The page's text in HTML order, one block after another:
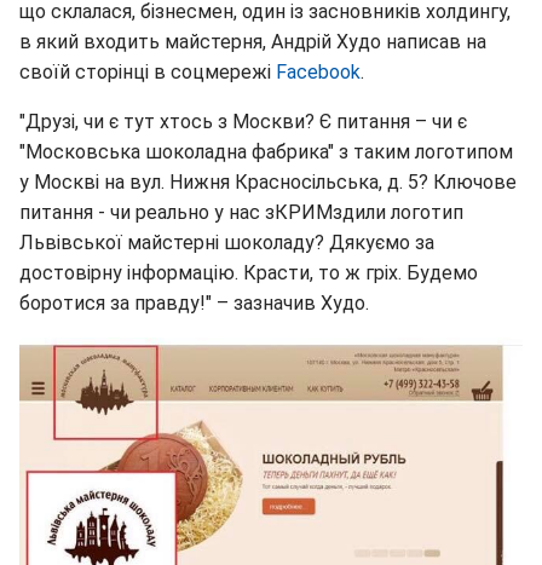
що склалася, бізнесмен, один із засновників холдингу,
в який входить майстерня, Андрій Худо написав на
своїй сторінці в соцмережі Facebook.
"Друзі, чи є тут хтось з Москви? Є питання – чи є
"Московська шоколадна фабрика" з таким логотипом
у Москві на вул. Нижня Красносільська, д. 5? Ключове
питання - чи реально у нас зКРИМздили логотип
Львівської майстерні шоколаду? Дякуємо за
достовірну інформацію. Красти, то ж гріх. Будемо
боротися за правду!" – зазначив Худо.